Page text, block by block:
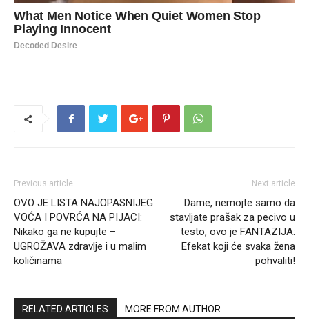
Previous article
OVO JE LISTA NAJOPASNIJEG
VOĆA I POVRĆA NA PIJACI:
Nikako ga ne kupujte –
UGROŽAVA zdravlje i u malim
količinama
Next article
Dame, nemojte samo da
stavljate prašak za pecivo u
testo, ovo je FANTAZIJA:
Efekat koji će svaka žena
pohvaliti!
RELATED ARTICLES MORE FROM AUTHOR